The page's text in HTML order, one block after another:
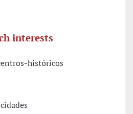
interests
históricos